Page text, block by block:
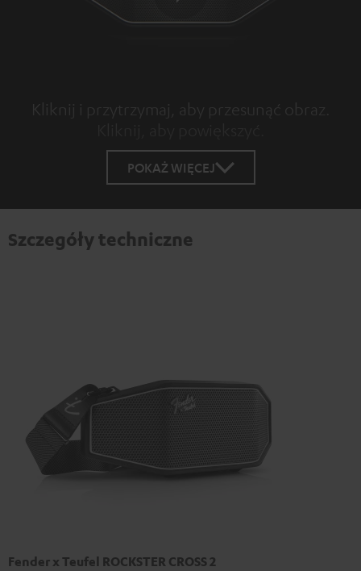
Kliknij i przytrzymaj, aby przesunąć obraz.
POKAŻ WIĘCEJ
Szczegóły techniczne
Fender x Teufel ROCKSTER CROSS 2